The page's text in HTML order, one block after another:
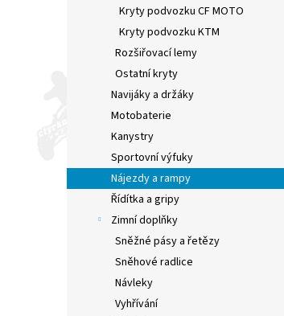
Kryty podvozku CF MOTO
Kryty podvozku KTM
Rozšiřovací lemy
Ostatní kryty
Navijáky a držáky
Motobaterie
Kanystry
Sportovní výfuky
Nájezdy a rampy
Řídítka a gripy
Zimní doplňky
Sněžné pásy a řetězy
Sněhové radlice
Návleky
Vyhřívání